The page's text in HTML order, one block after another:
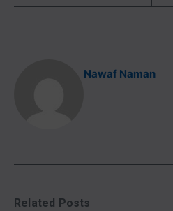
Nawaf Naman
Related Posts